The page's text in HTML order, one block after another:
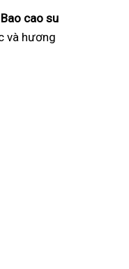
Bao cao su
và hương